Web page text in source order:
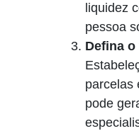
liquidez
pessoa
Defina o
parcelas
pode